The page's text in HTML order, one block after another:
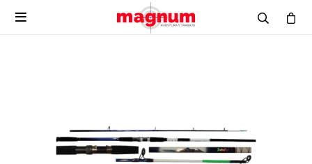
